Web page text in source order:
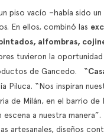
piso vacío –había sido
En ellos, combinó las
alfombras,
tuvieron la
de Gancedo. “
Piluca. “Nos inspiran
de Milán, en el barrio
a nuestra manera”.
artesanales, diseños